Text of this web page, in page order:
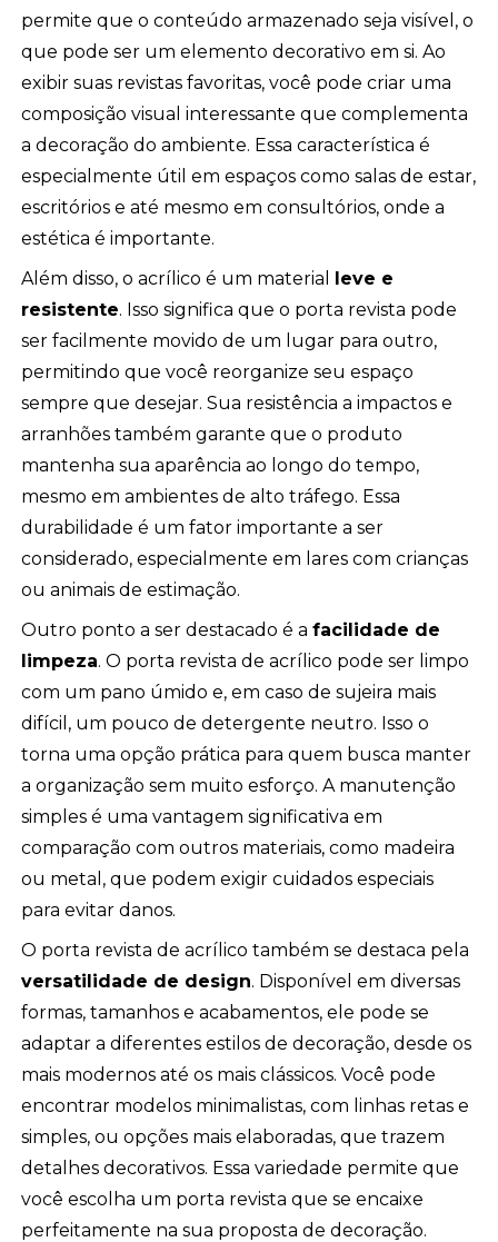
permite que o conteúdo armazenado seja visível, o
que pode ser um elemento decorativo em si. Ao
exibir suas revistas favoritas, você pode criar uma
composição visual interessante que complementa
a decoração do ambiente. Essa característica é
especialmente útil em espaços como salas de estar,
escritórios e até mesmo em consultórios, onde a
estética é importante.
Além disso, o acrílico é um material leve e
resistente. Isso significa que o porta revista pode
ser facilmente movido de um lugar para outro,
permitindo que você reorganize seu espaço
sempre que desejar. Sua resistência a impactos e
arranhões também garante que o produto
mantenha sua aparência ao longo do tempo,
mesmo em ambientes de alto tráfego. Essa
durabilidade é um fator importante a ser
considerado, especialmente em lares com crianças
ou animais de estimação.
Outro ponto a ser destacado é afacilidade de
limpeza. O porta revista de acrílico pode ser limpo
com um pano úmido e, em caso de sujeira mais
difícil, um pouco de detergente neutro. Isso o
torna uma opção prática para quem busca manter
a organização sem muito esforço. A manutenção
simples é uma vantagem significativa em
comparação com outros materiais, como madeira
ou metal, que podem exigir cuidados especiais
para evitar danos.
O porta revista de acrílico também se destaca pela
versatilidade de design. Disponível em diversas
formas, tamanhos e acabamentos, ele pode se
adaptar a diferentes estilos de decoração, desde os
mais modernos até os mais clássicos. Você pode
encontrar modelos minimalistas, com linhas retas e
simples, ou opções mais elaboradas, que trazem
detalhes decorativos. Essa variedade permite que
você escolha um porta revista que se encaixe
perfeitamente na sua proposta de decoração.